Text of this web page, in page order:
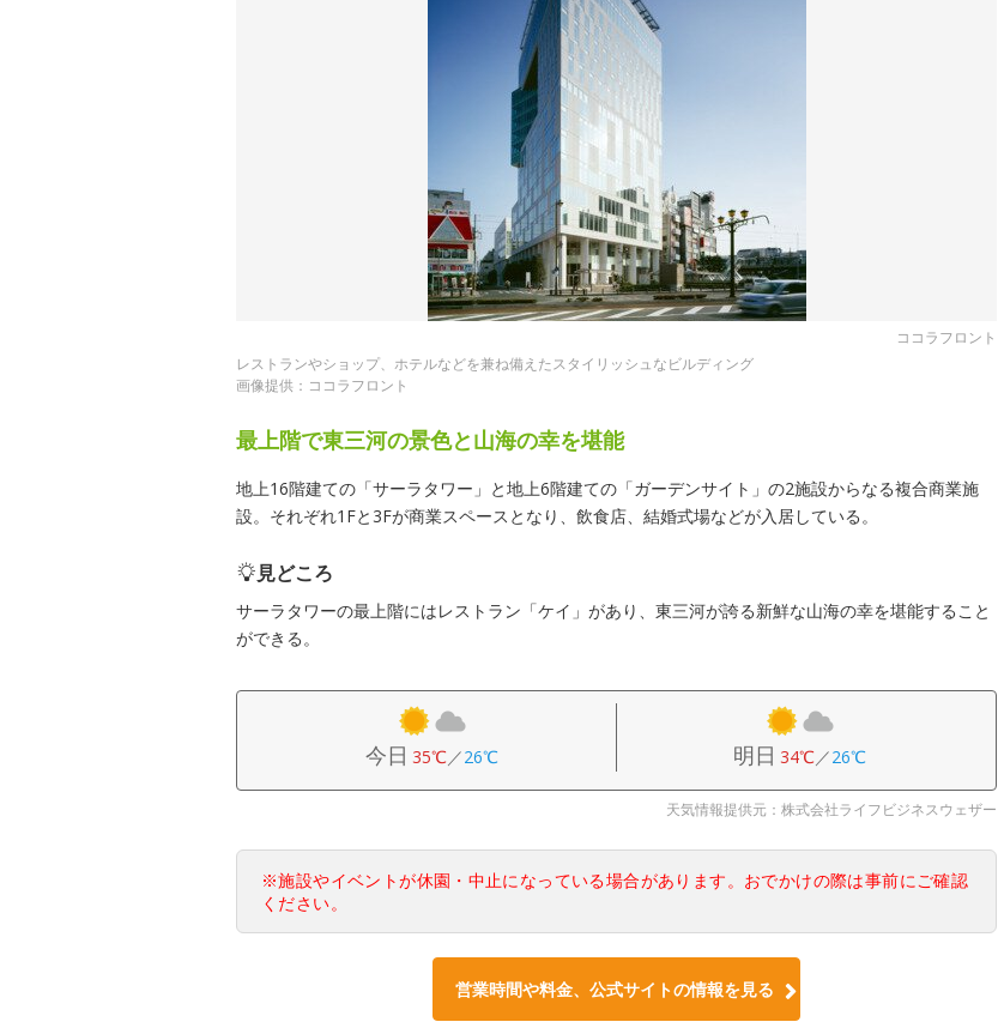
ココラフロント
レストランやショップ、ホテルなどを兼ね備えたスタイリッシュなビルディング
画像提供：ココラフロント
最上階で東三河の景色と山海の幸を堪能
地上16階建ての「サーラタワー」と地上6階建ての「ガーデンサイト」の2施設からなる複合商業施
設。それぞれ1Fと3Fが商業スペースとなり、飲食店、結婚式場などが入居している。
見どころ
サーラタワーの最上階にはレストラン「ケイ」があり、東三河が誇る新鮮な山海の幸を堪能すること
ができる。
今日 35℃／26℃ 明日 34℃／26℃
天気情報提供元：株式会社ライフビジネスウェザー
※施設やイベントが休園・中止になっている場合があります。おでかけの際は事前にご確認
ください。
営業時間や料金、公式サイトの情報を見る